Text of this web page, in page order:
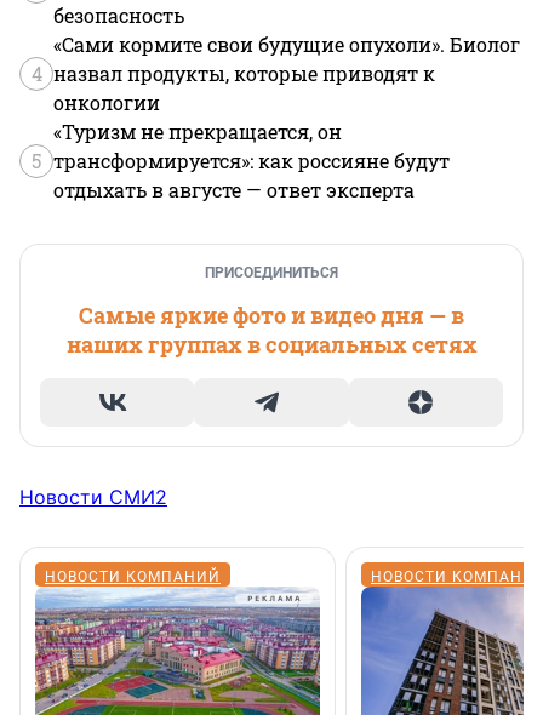
безопасность
4
«Сами кормите свои будущие опухоли». Биолог
назвал продукты, которые приводят к
онкологии
5
«Туризм не прекращается, он
трансформируется»: как россияне будут
отдыхать в августе — ответ эксперта
ПРИСОЕДИНИТЬСЯ
Самые яркие фото и видео дня — в
наших группах в социальных сетях
Новости СМИ2
НОВОСТИ КОМПАНИЙ НОВОСТИ